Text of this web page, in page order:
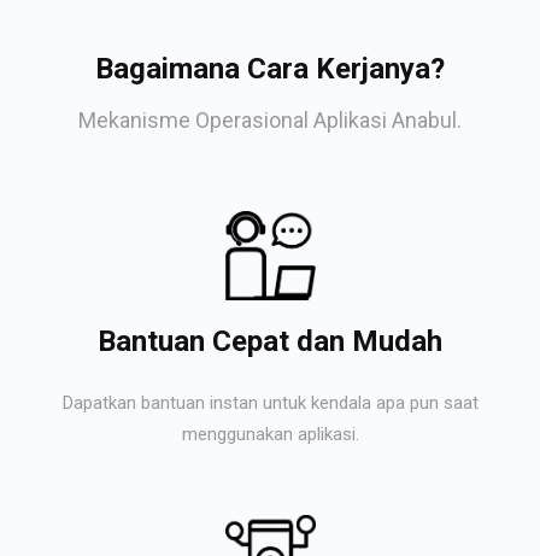
Bagaimana Cara Kerjanya?
Mekanisme Operasional Aplikasi Anabul.
Bantuan Cepat dan Mudah
Dapatkan bantuan instan untuk kendala apa pun saat
menggunakan aplikasi.